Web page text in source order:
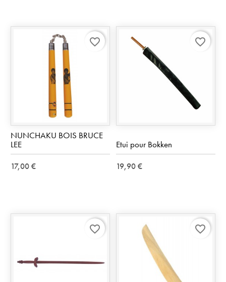
NUNCHAKU BOIS BRUCE
LEE
17,00 €
favorite_border
Etui pour Bokken
19,90 €
favorite_border
favorite_border favorite_border